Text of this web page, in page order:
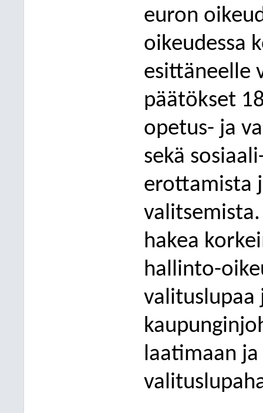
euron
oikeudessa
esittäneelle
päätökset
opetus- ja
sekä
erottamista
hakea
hallinto-
kau
laatimaan